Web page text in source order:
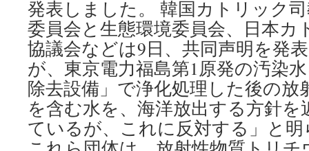
発表しました。 韓国カトリック
委員会と生態環境委員会、日本カ
協議会などは9日、共同声明を発
が、東京電力福島第1原発の汚染
除去設備」で浄化処理した後の放
を含む水を、海洋放出する方針
ているが、これに反対する」と